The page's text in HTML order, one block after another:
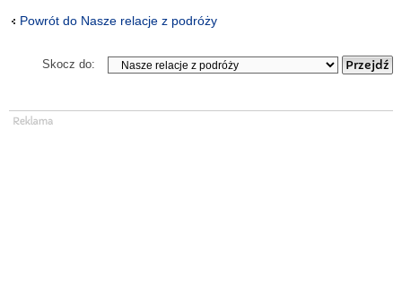
Powrót do Nasze relacje z podróży
Skocz do: